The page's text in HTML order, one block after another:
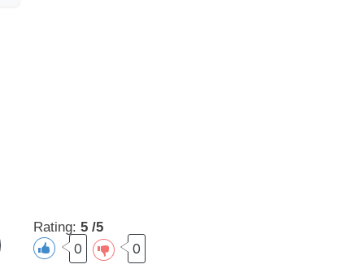
Rating: 5 /5
0 0